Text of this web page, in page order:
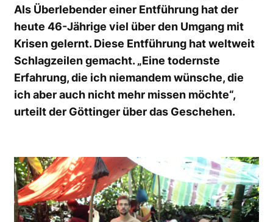
Als Überlebender einer Entführung hat der
heute 46-Jährige viel über den Umgang mit
Krisen gelernt. Diese Entführung hat weltweit
Schlagzeilen gemacht. „Eine todernste
Erfahrung, die ich niemandem wünsche, die
ich aber auch nicht mehr missen möchte“,
urteilt der Göttinger über das Geschehen.